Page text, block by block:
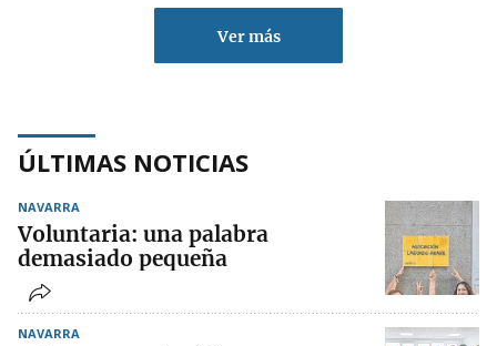
Ver más
ÚLTIMAS NOTICIAS
NAVARRA
Voluntaria: una palabra
demasiado pequeña
NAVARRA